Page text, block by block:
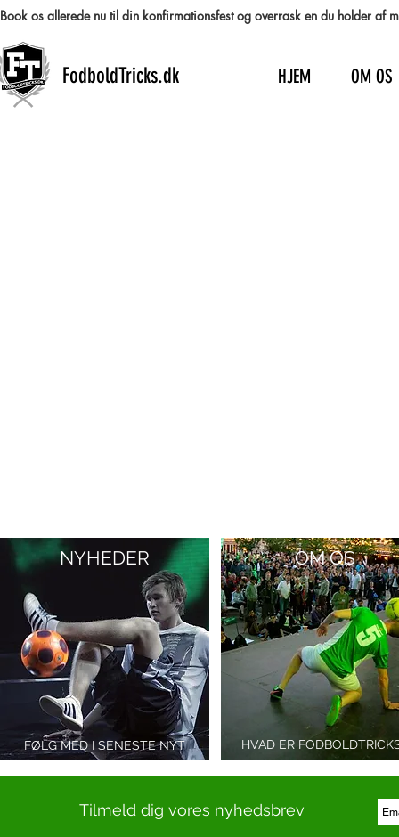
Book os allerede nu til din konfirmationsfest og overrask en du holder af
FodboldTricks.dk HJEM OM OS
NYHEDER
FØLG MED I SENESTE NYT
OMOS
HVAD ER
Tilmeld dig vores nyhedsbrev